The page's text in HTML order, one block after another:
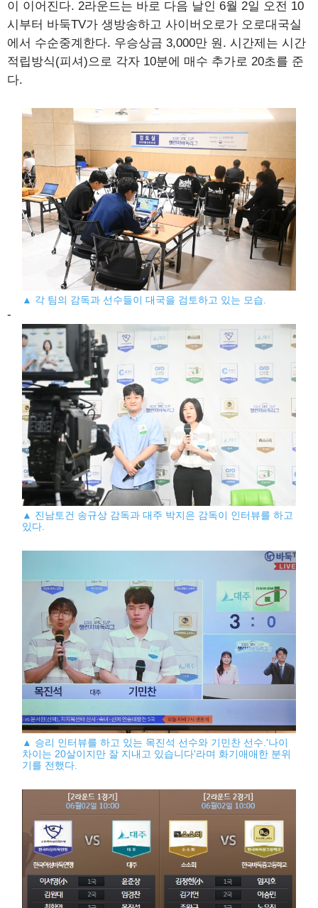
이 이어진다. 2라운드는 바로 다음 날인 6월 2일 오전 10
시부터 바둑TV가 생방송하고 사이버오로가 오로대국실
에서 수순중계한다. 우승상금 3,000만 원. 시간제는 시간
적립방식(피셔)으로 각자 10분에 매수 추가로 20초를 준
다.
▲ 각 팀의 감독과 선수들이 대국을 검토하고 있는 모습.
-
▲ 진남토건 송규상 감독과 대주 박지은 감독이 인터뷰를 하고
있다.
▲ 승리 인터뷰를 하고 있는 목진석 선수와 기민찬 선수.'나이
차이는 20살이지만 잘 지내고 있습니다'라며 화기애애한 분위
기를 전했다.